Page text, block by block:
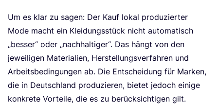
Um es klar zu sagen: Der Kauf lokal pro­du­zier­ter
Mode macht ein Klei­dungs­stück nicht auto­ma­tisch
„bes­ser“ oder „nach­hal­ti­ger“. Das hängt von den
jewei­li­gen Mate­ria­li­en, Her­stel­lungs­ver­fah­ren und
Arbeits­be­din­gun­gen ab. Die Ent­schei­dung für Mar­ken,
die in Deutsch­land pro­du­zie­ren, bie­tet jedoch eini­ge
kon­kre­te Vor­tei­le, die es zu berück­sich­ti­gen gilt.